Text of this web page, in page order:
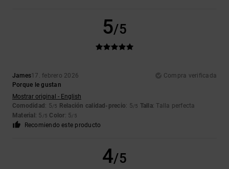
5/5
James17. febrero 2026
Compra verificada
Porque le gustan
Mostrar original - English
Comodidad : 5/5 Relación calidad-precio: 5/5 Talla: Talla perfecta
Material : 5 /5 Color: 5/5
Recomiendo este producto
4/5